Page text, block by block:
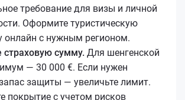
требование для визы и личной
Оформите туристическую
онлайн с нужным регионом.
страховую сумму. Для шенгенской
— 30 000 €. Если нужен
защиты — увеличьте лимит.
покрытие с учетом рисков